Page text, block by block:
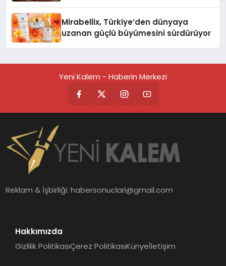
Mirabellix, Türkiye’den dünyaya
uzanan güçlü büyümesini sürdürüyor
Yeni Kalem - Haberin Merkezi
Reklam & İşbirliği:habersonuclari@gmail.com
Hakkımızda
Gizlilik PolitikasıÇerez PolitikasıKünyeİletişim